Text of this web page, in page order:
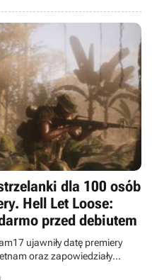
dla 100 osób
Hell Let Loose:
przed debiutem
ujawniły datę premiery
oraz zapowiedziały